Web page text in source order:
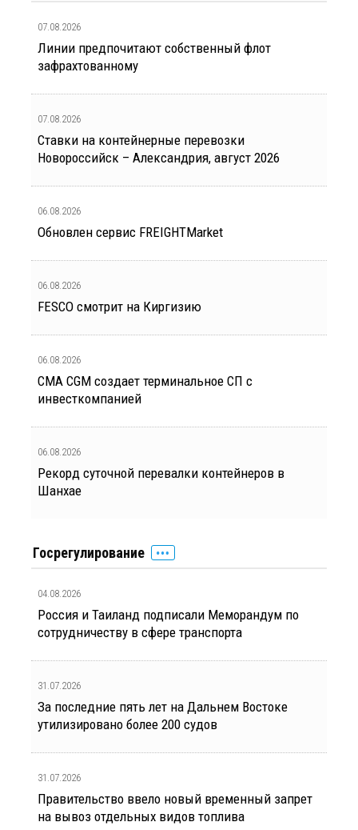
07.08.2026
Линии предпочитают собственный флот
зафрахтованному
07.08.2026
Ставки на контейнерные перевозки
Новороссийск – Александрия, август 2026
06.08.2026
Обновлен сервис FREIGHTMarket
06.08.2026
FESCO смотрит на Киргизию
06.08.2026
CMA CGM создает терминальное СП с
инвесткомпанией
06.08.2026
Рекорд суточной перевалки контейнеров в
Шанхае
Госрегулирование
04.08.2026
Россия и Таиланд подписали Меморандум по
сотрудничеству в сфере транспорта
31.07.2026
За последние пять лет на Дальнем Востоке
утилизировано более 200 судов
31.07.2026
Правительство ввело новый временный запрет
на вывоз отдельных видов топлива